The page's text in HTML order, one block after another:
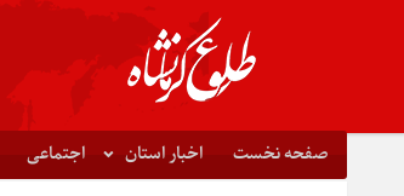
صفحه نخست اخبار استان اجتماعی